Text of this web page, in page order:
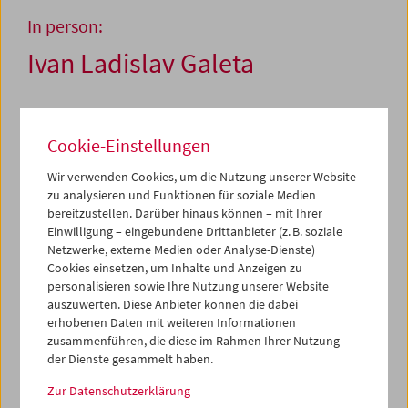
In person:
Ivan Ladislav Galeta
Vertretern der europäischen Neo-Avantgarde und des
strukturellen Films. Allein mit dieser gattungsspezifischen
Markierung wird man seinen Filmen und Videos aber
kaum gerecht: Hinter seinen mathematischen, genau
vermessenen und rhythmisch minutiös konstruierten
Arbeiten verbirgt sich ein reichhaltiges Zitat- und
Referenzsystem, das von James Joyce und Platon über
Stanley Kubrick bis zu den Zahlen- und Symbolwelten der
Kabbala reicht. Symmetrien, Serien, Umkehrungen,
Wiederholungen, zyklische Formen sind typische
schönen Filme.
Cookie-Einstellungen
Wir verwenden Cookies, um die Nutzung unserer Website
zu analysieren und Funktionen für soziale Medien
bereitzustellen. Darüber hinaus können – mit Ihrer
Einwilligung – eingebundene Drittanbieter (z. B. soziale
Netzwerke, externe Medien oder Analyse-Dienste)
Cookies einsetzen, um Inhalte und Anzeigen zu
personalisieren sowie Ihre Nutzung unserer Website
auszuwerten. Diese Anbieter können die dabei
erhobenen Daten mit weiteren Informationen
zusammenführen, die diese im Rahmen Ihrer Nutzung
der Dienste gesammelt haben.
Zur Datenschutzerklärung